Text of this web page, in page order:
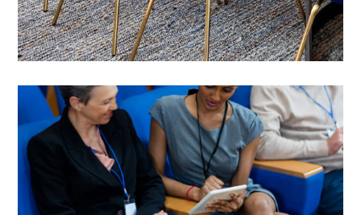
Governança corporativa
Jornalismo investigativo
COMPLEXITIES OF AI
Governança corporativa